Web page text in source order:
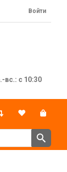
вс.: с 10:30
Войти